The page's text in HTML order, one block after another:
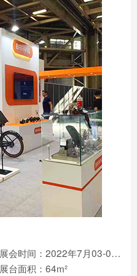
展会时间：2022年7月03-05日
展台面积：64m²